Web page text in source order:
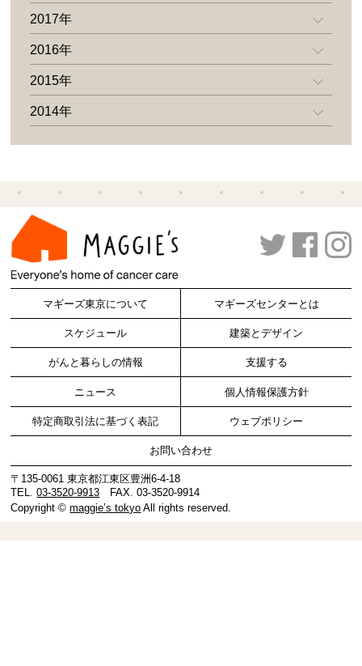
2017年
2016年
2015年
2014年
マギーズ東京について マギーズセンターとは
スケジュール 建築とデザイン
がんと暮らしの情報 支援する
ニュース 個人情報保護方針
特定商取引法に基づく表記 ウェブポリシー
お問い合わせ
〒135-0061 東京都江東区豊洲6-4-18
TEL.03-3520-9913 FAX. 03-3520-9914
Copyright ©maggie’s tokyo All rights reserved.